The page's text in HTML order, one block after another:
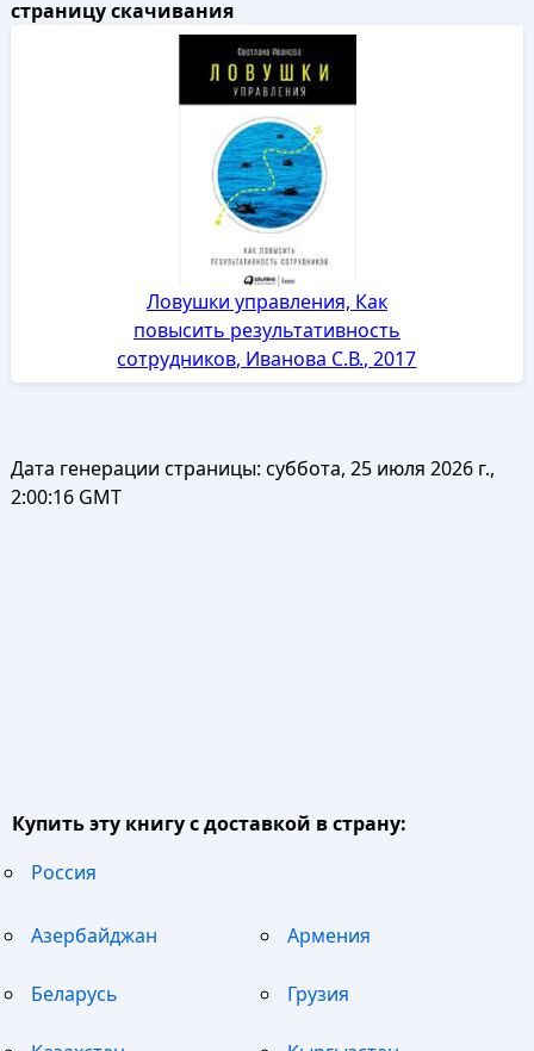
страницу скачивания
Ловушки управления, Как
повысить результативность
сотрудников, Иванова С.В., 2017
Дата генерации страницы: суббота, 25 июля 2026 г.,
2:00:16 GMT
Купить эту книгу с доставкой в страну:
Россия
Азербайджан Армения
Беларусь Грузия